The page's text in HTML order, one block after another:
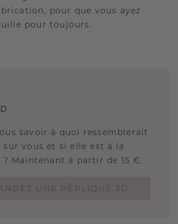
pour que vous ayez
pour toujours.
savoir à quoi ressemblerait
sur vous et si elle est à la
Maintenant à partir de 15 €.